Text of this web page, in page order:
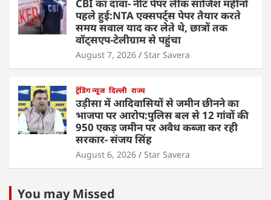
CBI का दावा- नीट पेपर लीक साजिश महीनों
पहले हुई:NTA एक्सपर्ट्स पेपर तैयार करते
समय सवाल याद कर लेते थे, छात्रों तक
वॉट्सएप-टेलीग्राम से पहुंचा
August 7, 2026 Star Savera
ट्रेंडिंग न्यूज दिल्ली राज्य
उड़ीसा में आदिवासियों से जमीन छीनने का
भाजपा पर आरोप:पुलिस बल से 12 गांवों की
950 एकड़ जमीन पर अवैध कब्जा कर रही
सरकार- संजय सिंह
August 6, 2026 Star Savera
You may Missed